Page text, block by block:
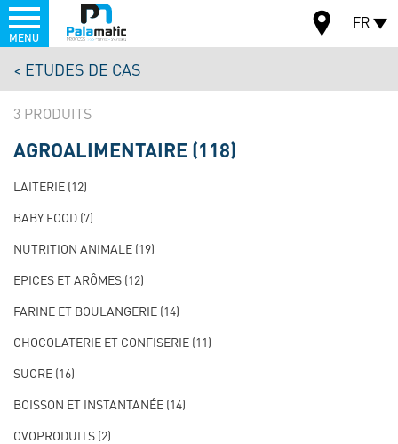
au
contenu
principal
Menu
CARTE
FR
MENU
ETUDES DE CAS
3
NAVIGATION
TEST
AGROALIMENTAIRE (118)
LAITERIE (12)
BABY FOOD (7)
NUTRITION ANIMALE (19)
EPICES ET ARÔMES (12)
FARINE ET BOULANGERIE (14)
CHOCOLATERIE ET CONFISERIE (11)
SUCRE (16)
BOISSON ET INSTANTANÉE (14)
OVOPRODUITS (2)